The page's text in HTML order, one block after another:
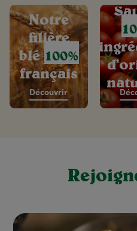
Notre
filière
blé100%
français
Découvrir